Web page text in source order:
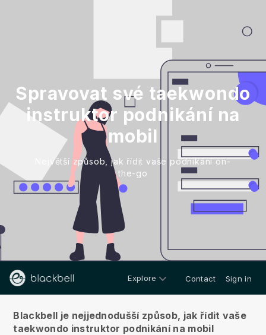
Spravovat své taekwondo
instruktor podnikání na
mobil
Největší způsob, jak řídit vaše podnikání on-
the-go
Explore Contact Sign in
Blackbell je nejjednodušší způsob, jak řídit vaše
taekwondo instruktor podnikání na mobil